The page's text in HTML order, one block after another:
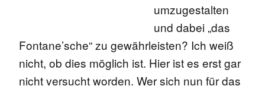
umzugestalten
und dabei „das
Fontane’sche“ zu gewährleisten? Ich weiß
nicht, ob dies möglich ist. Hier ist es erst gar
nicht versucht worden. Wer sich nun für das